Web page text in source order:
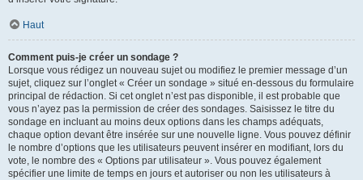
Haut
Comment puis-je créer un sondage ?
Lorsque vous rédigez un nouveau sujet ou modifiez le premier message d’un
sujet, cliquez sur l’onglet « Créer un sondage » situé en-dessous du formulaire
principal de rédaction. Si cet onglet n’est pas disponible, il est probable que
vous n’ayez pas la permission de créer des sondages. Saisissez le titre du
sondage en incluant au moins deux options dans les champs adéquats,
chaque option devant être insérée sur une nouvelle ligne. Vous pouvez définir
le nombre d’options que les utilisateurs peuvent insérer en modifiant, lors du
vote, le nombre des « Options par utilisateur ». Vous pouvez également
spécifier une limite de temps en jours et autoriser ou non les utilisateurs à